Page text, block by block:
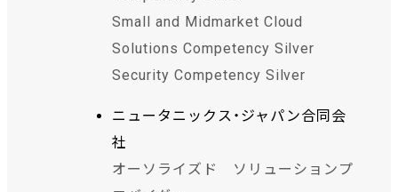
Small and Midmarket Cloud
Solutions Competency Silver
Security Competency Silver
ニュータニックス・ジャパン合同会
社
オーソライズド ソリューションプ